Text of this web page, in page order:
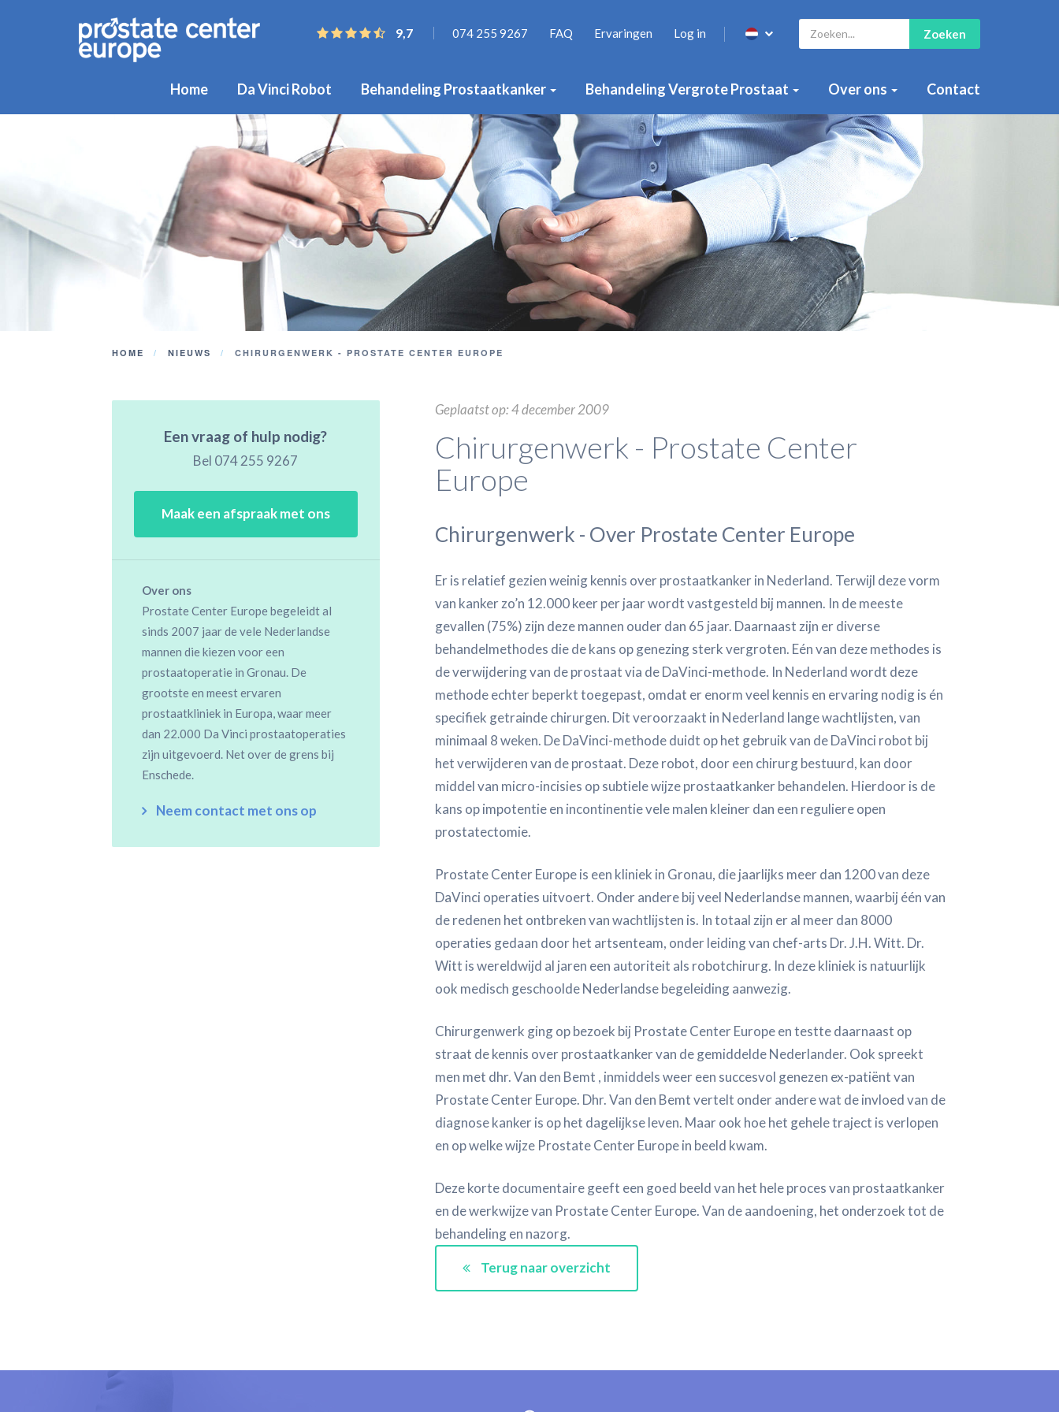
9,7 074 255 9267 FAQ Ervaringen Log in Zoeken
Home Da Vinci Robot Behandeling Prostaatkanker Behandeling Vergrote Prostaat Over ons Contact
HOME NIEUWS CHIRURGENWERK - PROSTATE CENTER EUROPE
Geplaatst op: 4 december 2009
Chirurgenwerk - Prostate Center
Europe
Chirurgenwerk - Over Prostate Center Europe
Er is relatief gezien weinig kennis over prostaatkanker in Nederland. Terwijl deze vorm
van kanker zo’n 12.000 keer per jaar wordt vastgesteld bij mannen. In de meeste
gevallen (75%) zijn deze mannen ouder dan 65 jaar. Daarnaast zijn er diverse
behandelmethodes die de kans op genezing sterk vergroten. Eén van deze methodes is
de verwijdering van de prostaat via de DaVinci-methode. In Nederland wordt deze
methode echter beperkt toegepast, omdat er enorm veel kennis en ervaring nodig is én
specifiek getrainde chirurgen. Dit veroorzaakt in Nederland lange wachtlijsten, van
minimaal 8 weken. De DaVinci-methode duidt op het gebruik van de DaVinci robot bij
het verwijderen van de prostaat. Deze robot, door een chirurg bestuurd, kan door
middel van micro-incisies op subtiele wijze prostaatkanker behandelen. Hierdoor is de
kans op impotentie en incontinentie vele malen kleiner dan een reguliere open
prostatectomie.
Prostate Center Europe is een kliniek in Gronau, die jaarlijks meer dan 1200 van deze
DaVinci operaties uitvoert. Onder andere bij veel Nederlandse mannen, waarbij één van
de redenen het ontbreken van wachtlijsten is. In totaal zijn er al meer dan 8000
operaties gedaan door het artsenteam, onder leiding van chef-arts Dr. J.H. Witt. Dr.
Witt is wereldwijd al jaren een autoriteit als robotchirurg. In deze kliniek is natuurlijk
ook medisch geschoolde Nederlandse begeleiding aanwezig.
Chirurgenwerk ging op bezoek bij Prostate Center Europe en testte daarnaast op
straat de kennis over prostaatkanker van de gemiddelde Nederlander. Ook spreekt
men met dhr. Van den Bemt , inmiddels weer een succesvol genezen ex-patiënt van
Prostate Center Europe. Dhr. Van den Bemt vertelt onder andere wat de invloed van de
diagnose kanker is op het dagelijkse leven. Maar ook hoe het gehele traject is verlopen
en op welke wijze Prostate Center Europe in beeld kwam.
Deze korte documentaire geeft een goed beeld van het hele proces van prostaatkanker
en de werkwijze van Prostate Center Europe. Van de aandoening, het onderzoek tot de
behandeling en nazorg.
Terug naar overzicht
Een vraag of hulp nodig?
Bel 074 255 9267
Maak een afspraak met ons
Over ons
Prostate Center Europe begeleidt al
sinds 2007 jaar de vele Nederlandse
mannen die kiezen voor een
prostaatoperatie in Gronau. De
grootste en meest ervaren
prostaatkliniek in Europa, waar meer
dan 22.000 Da Vinci prostaatoperaties
zijn uitgevoerd. Net over de grens bij
Enschede.
Neem contact met ons op